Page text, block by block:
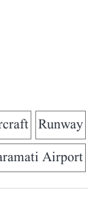
Runway
Airport